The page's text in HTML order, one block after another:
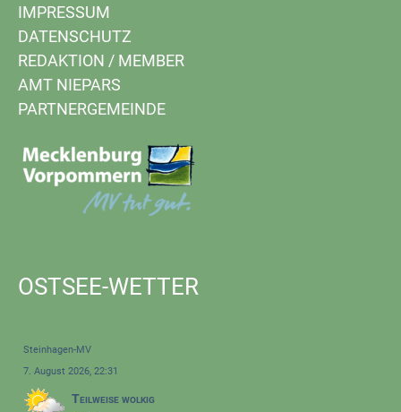
IMPRESSUM
DATENSCHUTZ
REDAKTION / MEMBER
AMT NIEPARS
PARTNERGEMEINDE
OSTSEE-WETTER
Steinhagen-MV
7. August 2026, 22:31
Teilweise wolkig